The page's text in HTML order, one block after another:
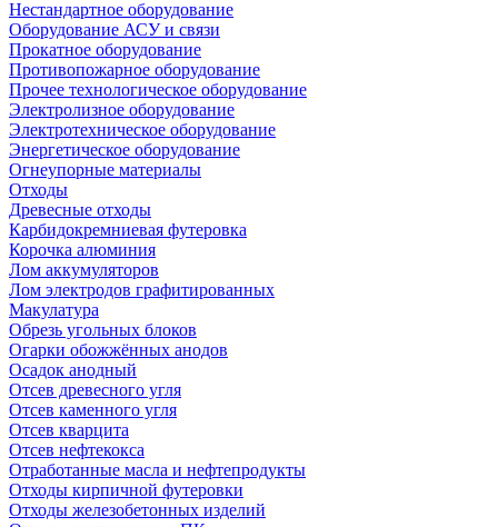
Нестандартное оборудование
Оборудование АСУ и связи
Прокатное оборудование
Противопожарное оборудование
Прочее технологическое оборудование
Электролизное оборудование
Электротехническое оборудование
Энергетическое оборудование
Огнеупорные материалы
Отходы
Древесные отходы
Карбидокремниевая футеровка
Корочка алюминия
Лом аккумуляторов
Лом электродов графитированных
Макулатура
Обрезь угольных блоков
Огарки обожжённых анодов
Осадок анодный
Отсев древесного угля
Отсев каменного угля
Отсев кварцита
Отсев нефтекокса
Отработанные масла и нефтепродукты
Отходы кирпичной футеровки
Отходы железобетонных изделий